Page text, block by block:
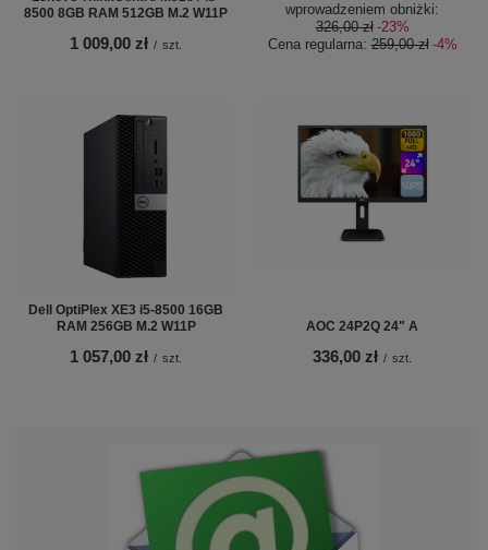
8500 8GB RAM 512GB M.2 W11P
1 009,00 zł / szt.
wprowadzeniem obniżki:
326,00 zł -23%
Cena regularna:259,00 zł -4%
Dell OptiPlex XE3 i5-8500 16GB
RAM 256GB M.2 W11P
1 057,00 zł / szt.
AOC 24P2Q 24" A
336,00 zł / szt.